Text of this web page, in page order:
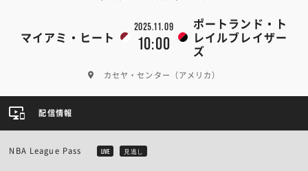
マイアミ・ヒート
2025.11.09
10:00
ポートランド・ト
レイルブレイザー
ズ
カセヤ・センター（アメリカ）
配信情報
NBA League Pass LIVE 見逃し